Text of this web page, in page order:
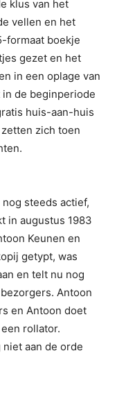
klus van het
vellen en het
formaat boekje
gezet en het
in een oplage van
de beginperiode
huis-aan-huis
zich toen
steeds actief,
in augustus 1983
Keunen en
getypt, was
en telt nu nog
Antoon
en Antoon doet
rollator.
aan de orde